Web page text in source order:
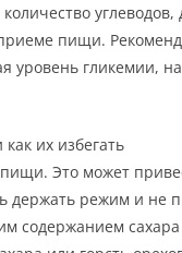
пищи.
уровень гликемии,
их избегать
Это может
держать режим и не
содержанием